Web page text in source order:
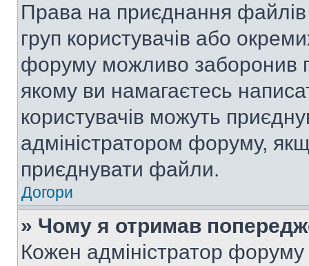
Права на приєднання
груп користувачів або
форуму можливо заборонив
якому ви намагаєтесь
користувачів можуть
адміністратором форуму,
приєднувати файли.
Догори
» Чому я отримав
Кожен адміністратор